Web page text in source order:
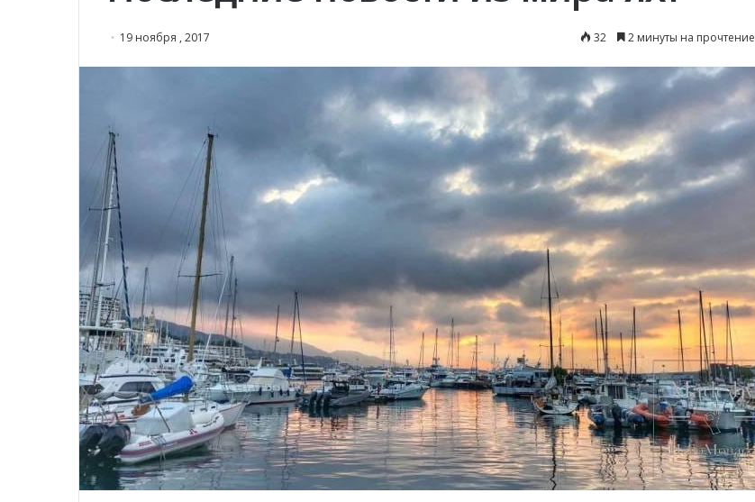
19 ноября , 2017 32 2 минуты на прочтение